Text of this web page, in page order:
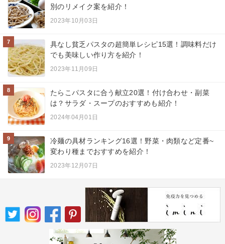
別のリメイク案を紹介！
2023年10月03日
7
具なし貧乏パスタの超簡単レシピ15選！調味料だけ
でも美味しい作り方を紹介！
2023年11月09日
8
たらこパスタに合う献立20選！付け合わせ・副菜
は？サラダ・スープのおすすめも紹介！
2024年04月01日
9
冷麺の具材ランキング16選！野菜・肉類など定番~
変わり種までおすすめを紹介！
2023年12月07日